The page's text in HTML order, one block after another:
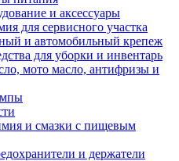
и аксессуары
для сервисного участка
и автомобильный крепеж
для уборки и инвентарь
мото масло, антифризы и
и смазки с пищевым
и держатели